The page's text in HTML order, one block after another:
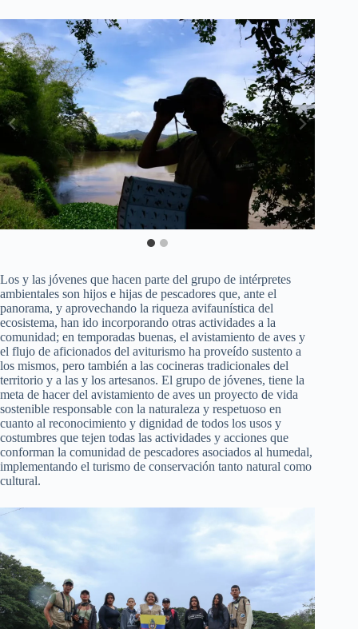
Los y las jóvenes que hacen parte del grupo de intérpretes
ambientales son hijos e hijas de pescadores que, ante el
panorama, y aprovechando la riqueza avifaunística del
ecosistema, han ido incorporando otras actividades a la
comunidad; en temporadas buenas, el avistamiento de aves y
el flujo de aficionados del aviturismo ha proveído sustento a
los mismos, pero también a las cocineras tradicionales del
territorio y a las y los artesanos. El grupo de jóvenes, tiene la
meta de hacer del avistamiento de aves un proyecto de vida
sostenible responsable con la naturaleza y respetuoso en
cuanto al reconocimiento y dignidad de todos los usos y
costumbres que tejen todas las actividades y acciones que
conforman la comunidad de pescadores asociados al humedal,
implementando el turismo de conservación tanto natural como
cultural.